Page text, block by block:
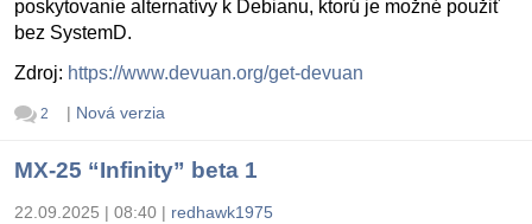
poskytovanie alternatívy k Debianu, ktorú je možné použiť
bez SystemD.
Zdroj: https://www.devuan.org/get-devuan
2 | Nová verzia
MX-25 “Infinity” beta 1
22.09.2025 | 08:40 | redhawk1975